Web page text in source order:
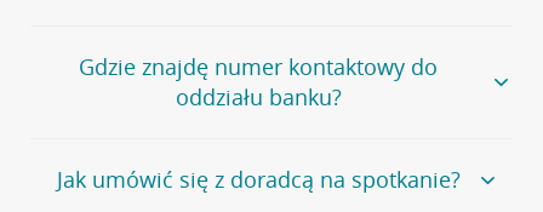
Jeśli szukasz oddziału naszego banku, zapraszamy na
stronęPlacówki i bankomaty, na której znajduje się
wygodna wyszukiwarka.
oddziałów
Gdzie znajdę numer kontaktowy do
oddziału banku?
Bank Credit Agricole nie udostępnia ogólnego numeru
telefonu do placówki bankowej.
Jak umówić się z doradcą na spotkanie?